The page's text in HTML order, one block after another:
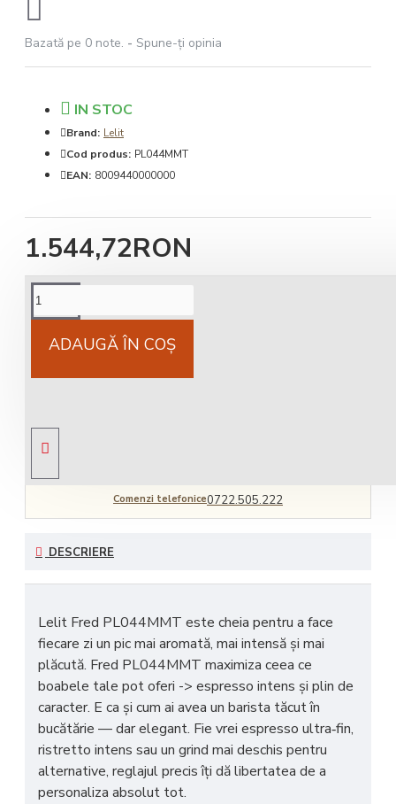
Bazată pe 0 note. - Spune-ţi opinia
1.544,72RON
IN STOC
Brand: Lelit
Cod produs: PL044MMT
EAN: 8009440000000
ADAUGĂ ÎN COŞ
Cost livrareNational 25Lei locker 25 lei
Comenzi telefonice0722.505.222
DESCRIERE
Lelit Fred PL044MMT este cheia pentru a face
fiecare zi un pic mai aromată, mai intensă și mai
plăcută. Fred PL044MMT maximiza ceea ce
boabele tale pot oferi -> espresso intens și plin de
caracter. E ca și cum ai avea un barista tăcut în
bucătărie — dar elegant. Fie vrei espresso ultra‑fin,
ristretto intens sau un grind mai deschis pentru
alternative, reglajul precis îți dă libertatea de a
personaliza absolut tot.